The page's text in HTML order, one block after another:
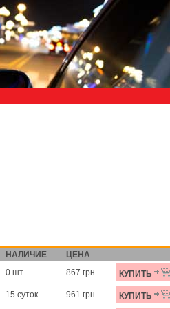
НАЛИЧИЕ
ЦЕНА
0 шт 867 грн КУПИТЬ
15 суток 961 грн КУПИТЬ